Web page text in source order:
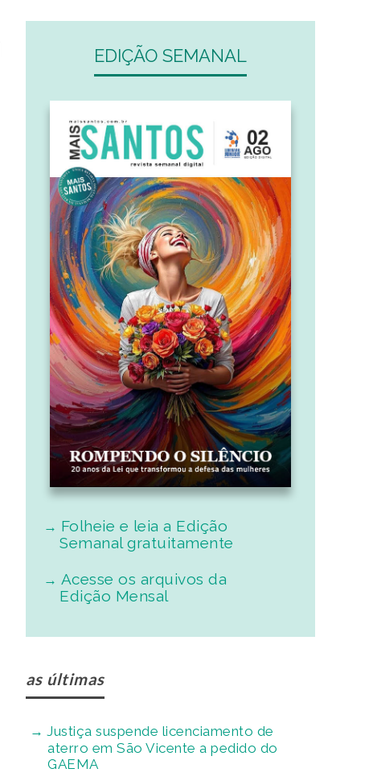
EDIÇÃO SEMANAL
Folheie e leia a Edição
Semanal gratuitamente
Acesse os arquivos da
Edição Mensal
as últimas
Justiça suspende licenciamento de
aterro em São Vicente a pedido do
GAEMA